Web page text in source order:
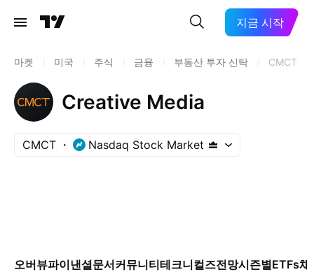
지금 시작
마켓 미국 주식 금융 부동산 투자 신탁 CMCT
Creative Media
CMCT Nasdaq Stock Market
오버뷰파이낸셜문서커뮤니티테크니컬즈전망시즌별ETFs채